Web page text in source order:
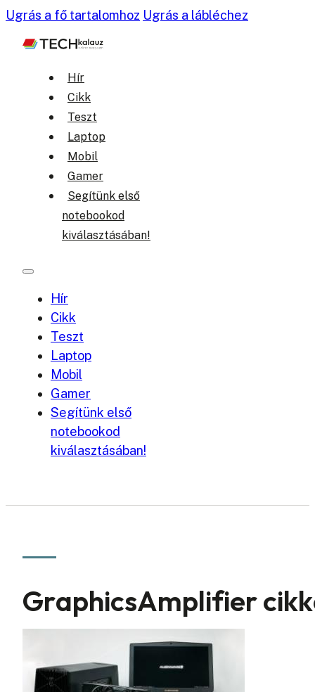
Ugrás a fő tartalomhoz Ugrás a lábléchez
Hír
Cikk
Teszt
Laptop
Mobil
Gamer
Segítünk első
notebookod
kiválasztásában!
Hír
Cikk
Teszt
Laptop
Mobil
Gamer
Segítünk első
notebookod
kiválasztásában!
GraphicsAmplifier